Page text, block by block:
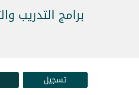
برامج التدريب
تسجيل